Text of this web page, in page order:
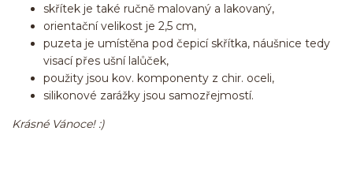
skřítek je také ručně malovaný a lakovaný,
orientační velikost je 2,5 cm,
puzeta je umístěna pod čepicí skřítka, náušnice tedy
visací přes ušní lalůček,
použity jsou kov. komponenty z chir. oceli,
silikonové zarážky jsou samozřejmostí.
Krásné Vánoce! :)